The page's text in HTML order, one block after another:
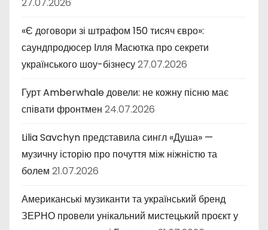
«Є договори зі штрафом 150 тисяч євро»:
саундпродюсер Ілля Масютка про секрети
українського шоу-бізнесу27.07.2026
Гурт Amberwhale довели: не кожну пісню має
співати фронтмен 24.07.2026
Lilia Savchyn представила сингл «Душа» —
музичну історію про почуття між ніжністю та
болем 21.07.2026
Американські музиканти та український бренд
ЗЕРНО провели унікальний мистецький проєкт у